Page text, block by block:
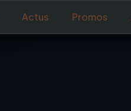
Actus Promos